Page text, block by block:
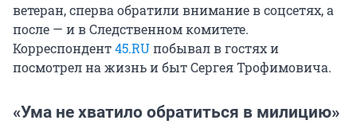
ветеран, сперва обратили внимание в соцсетях, а
после — и в Следственном комитете.
Корреспондент45.RUпобывал в гостях и
посмотрел на жизнь и быт Сергея Трофимовича.
«Ума не хватило обратиться в милицию»